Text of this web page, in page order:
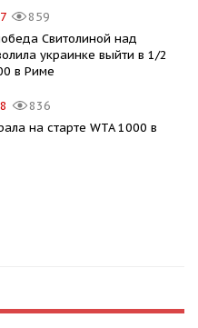
859
Свитолиной над
украинке выйти в 1/2
в Риме
836
на старте WTA 1000 в